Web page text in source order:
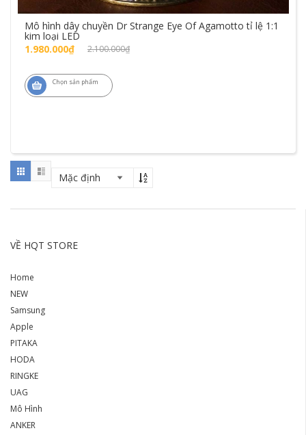
Mô hình dây chuyền Dr Strange Eye Of Agamotto tỉ lệ 1:1
kim loại LED
1.980.000₫
2.100.000₫
Chọn sản phẩm
VỀ HQT STORE
Home
NEW
Samsung
Apple
PITAKA
HODA
RINGKE
UAG
Mô Hình
ANKER